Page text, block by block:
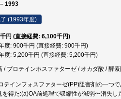
1993
(1993年度)
円 (直接経費: 6,100千円)
度: 900千円 (直接経費: 900千円)
度: 5,200千円 (直接経費: 5,200千円)
/ プロテインホスファターゼ / オカダ酸 / 酵
テインフォスファターゼ(PP)阻害剤の一つ
を得た:(a)OA前処理で収縮性が減弱〜消失